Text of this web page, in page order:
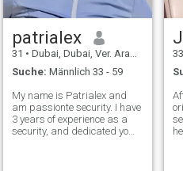
patrialex
31 • Dubai, Dubai, Ver. Arab. Em.
Suche: Männlich 33 - 59
My name is Patrialex and
am passionte security. I have
3 years of experience as a
security, and dedicated yo
33